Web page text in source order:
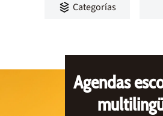
Categorías
Agendas